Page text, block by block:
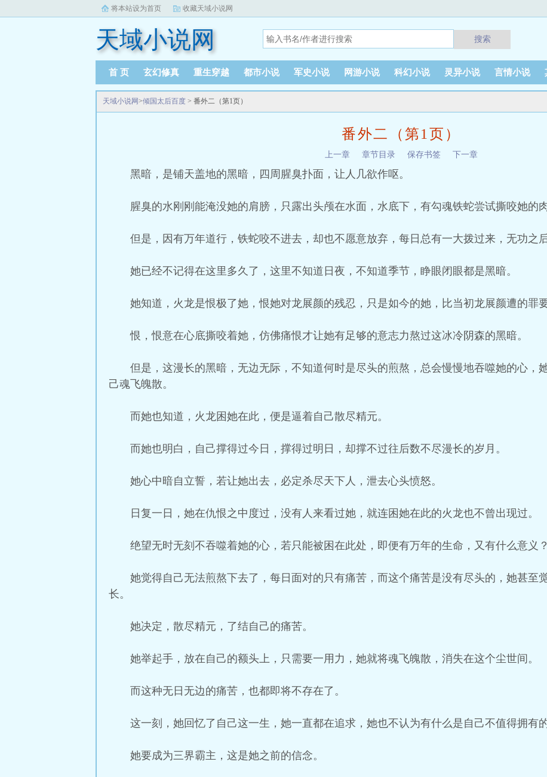
将本站设为首页 收藏天域小说网
天域小说网 搜索
首 页 玄幻修真 重生穿越 都市小说 军史小说 网游小说 科幻小说 灵异小说 言情小说
天域小说网>倾国太后百度 > 番外二（第1页）
番外二（第1页）
上一章 章节目录 保存书签 下一章
黑暗，是铺天盖地的黑暗，四周腥臭扑面，让人几欲作呕。
腥臭的水刚刚能淹没她的肩膀，只露出头颅在水面，水底下，有勾魂铁蛇尝试撕咬她的肉
但是，因有万年道行，铁蛇咬不进去，却也不愿意放弃，每日总有一大拨过来，无功之
她已经不记得在这里多久了，这里不知道日夜，不知道季节，睁眼闭眼都是黑暗。
她知道，火龙是恨极了她，恨她对龙展颜的残忍，只是如今的她，比当初龙展颜遭的罪
恨，恨意在心底撕咬着她，仿佛痛恨才让她有足够的意志力熬过这冰冷阴森的黑暗。
但是，这漫长的黑暗，无边无际，不知道何时是尽头的煎熬，总会慢慢地吞噬她的心，
己魂飞魄散。
而她也知道，火龙困她在此，便是逼着自己散尽精元。
而她也明白，自己撑得过今日，撑得过明日，却撑不过往后数不尽漫长的岁月。
她心中暗自立誓，若让她出去，必定杀尽天下人，泄去心头愤怒。
日复一日，她在仇恨之中度过，没有人来看过她，就连困她在此的火龙也不曾出现过。
绝望无时无刻不吞噬着她的心，若只能被困在此处，即便有万年的生命，又有什么意义？
她觉得自己无法煎熬下去了，每日面对的只有痛苦，而这个痛苦是没有尽头的，她甚至
长。
她决定，散尽精元，了结自己的痛苦。
她举起手，放在自己的额头上，只需要一用力，她就将魂飞魄散，消失在这个尘世间。
而这种无日无边的痛苦，也都即将不存在了。
这一刻，她回忆了自己这一生，她一直都在追求，她也不认为有什么是自己不值得拥有的
她要成为三界霸主，这是她之前的信念。